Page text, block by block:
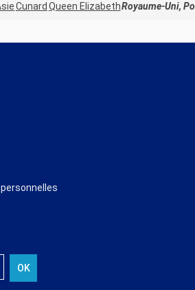
Cunard Queen ElizabethRoyaume-Uni,
OK